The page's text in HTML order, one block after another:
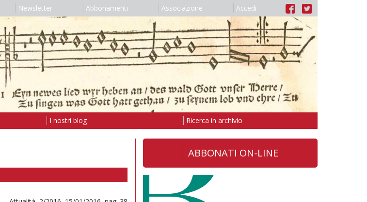
Newsletter Abbonamenti Associazione Accedi
I nostri blog Ricerca in archivio
ABBONATI ON-LINE